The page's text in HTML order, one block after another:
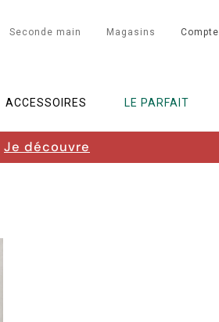
Seconde main Magasins Compte
ACCESSOIRES LE PARFAIT
Je découvre